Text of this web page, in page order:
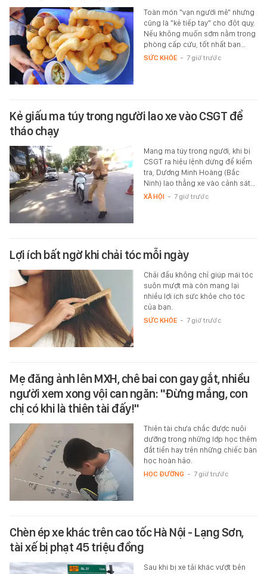
Toàn món "vạn người mê" nhưng
cũng là "kẻ tiếp tay" cho đột quỵ.
Nếu không muốn sớm nằm trong
phòng cấp cứu, tốt nhất bạn…
SỨC KHỎE - 7 giờ trước
Kẻ giấu ma túy trong người lao xe vào CSGT để
tháo chạy
Mang ma túy trong người, khi bị
CSGT ra hiệu lệnh dừng để kiểm
tra, Dương Minh Hoàng (Bắc
Ninh) lao thẳng xe vào cảnh sát…
XÃ HỘI - 7 giờ trước
Lợi ích bất ngờ khi chải tóc mỗi ngày
Chải đầu không chỉ giúp mái tóc
suôn mượt mà còn mang lại
nhiều lợi ích sức khỏe cho tóc
của bạn.
SỨC KHỎE - 7 giờ trước
Mẹ đăng ảnh lên MXH, chê bai con gay gắt, nhiều
người xem xong vội can ngăn: "Đừng mắng, con
chị có khi là thiên tài đấy!"
Thiên tài chưa chắc được nuôi
dưỡng trong những lớp học thêm
đắt tiền hay trên những chiếc bàn
học hoàn hảo.
HỌC ĐƯỜNG - 7 giờ trước
Chèn ép xe khác trên cao tốc Hà Nội - Lạng Sơn,
tài xế bị phạt 45 triệu đồng
Sau khi bị xe tải khác vượt bên